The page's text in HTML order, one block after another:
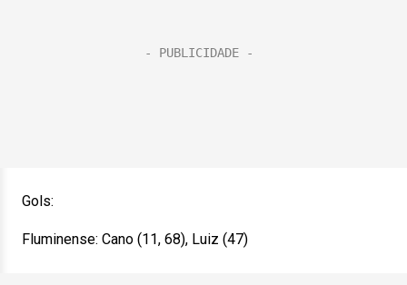
Gols:
Fluminense: Cano (11, 68), Luiz (47)